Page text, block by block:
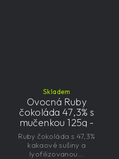
Skladem
Ovocná Ruby
čokoláda 47,3% s
mučenkou 125g -
velká, řemeslná,
exkluzivní, dárková
Ruby čokoláda s 47,3%
kakaové sušiny a
lyofilizovanou...